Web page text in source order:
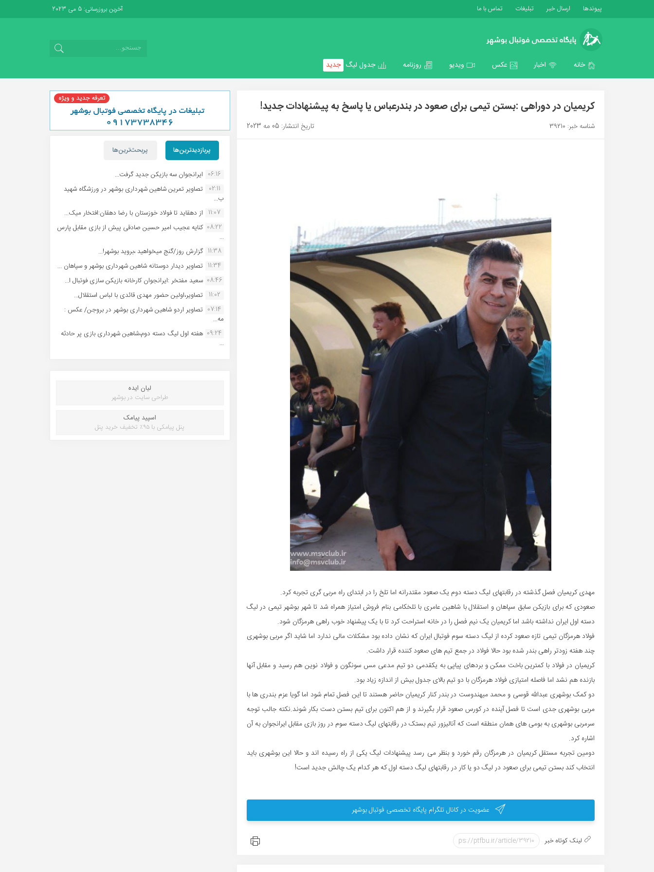
پیوندها ارسال خبر تبلیغات تماس با ما آخرین بروزرسانی: 5 می 2023
خانه اخبار عکس ویدیو روزنامه جدول لیگ جدید
کریمیان در دوراهی :بستن تیمی برای صعود در بندرعباس یا پاسخ به پیشنهادات جدید!
شناسه خبر: 39210 تاریخ انتشار: 05 مه 2023
مهدی کریمیان فصل گذشته در رقابتهای لیگ دسته دوم یک صعود مقتدرانه اما تلخ را در ابتدای راه مربی گری تجربه کرد.
صعودی که برای بازیکن سابق سپاهان و استقلال با شاهین عامری با تلخکامی بنام فروش امتیاز همراه شد تا شهر بوشهر تیمی در لیگ
دسته اول ایران نداشته باشد اما کریمیان یک نیم فصل را در خانه استراحت کرد تا با یک پیشنهاد خوب راهی هرمزگان شود.
فولاد هرمزگان تیمی تازه صعود کرده از لیگ دسته سوم فوتبال ایران که نشان داده بود مشکلات مالی ندارد اما شاید اگر مربی بوشهری
چند هفته زودتر راهی بندر شده بود حالا فولاد در جمع تیم های صعود کننده قرار داشت.
کریمیان در فولاد با کمترین باخت ممکن و بردهای پیاپی به یکقدمی دو تیم مدعی مس سونگون و فولاد نوین هم رسید و مقابل آنها
بازنده هم نشد اما فاصله امتیازی فولاد هرمزگان با دو تیم بالای جدول بیش از اندازه زیاد بود.
دو کمک بوشهری عبدالله قوسی و محمد میهندوست در بندر کنار کریمیان حاضر هستند تا این فصل تمام شود اما گویا عزم بندری ها با
مربی بوشهری جدی است تا فصل آینده در کورس صعود قرار بگیرند و از هم اکنون برای تیم بستن دست بکار شوند.نکته جالب توجه
سرمربی بوشهری به بومی های همان منطقه است که آنالیزور تیم بستک در رقابتهای لیگ دسته سوم در روز بازی مقابل ایرانجوان به آن
اشاره کرد.
دومین تجربه مستقل کریمیان در هرمزگان رقم خورد و بنظر می رسد پیشنهادات لیگ یکی از راه رسیده اند و حالا این بوشهری باید
انتخاب کند بستن تیمی برای صعود در لیگ دو یا کار در رقابتهای لیگ دسته اول که هر کدام یک چالش جدید است!
عضویت در کانال تلگرام پایگاه تخصصی فوتبال بوشهر
لینک کوتاه خبر
پربازدیدترین‌ها پربحث‌ترین‌ها
06:16 ایرانجوان سه بازیکن جدید گرفت...
02:11
تصاویر تمرین شاهین شهردارى بوشهر در ورزشگاه شهید
ب...
11:07 از دهقاید تا فولاد خوزستان با رضا دهقان:افتخار میک...
08:22 کنایه عجیب امیر حسین صادقی پیش از بازی مقابل پارس
...
11:38 گزارش روز/گنج میخواهید ،بروید بوشهر!...
11:34 تصاویر دیدار دوستانه شاهین شهردارى بوشهر و سپاهان ...
08:46 سعید مفتخر :ایرانجوان کارخانه بازیکن سازی فوتبال ا...
11:02
تصاویر،اولین حضور مهدی قائدی با لباس استقلال...
07:14 تصاویر اردو شاهین شهرداری بوشهر در بروجن/ عکس :
مه...
09:24 هفته اول لیگ دسته دوم،شاهین شهرداری بازی پر حادثه
...
لیان ایده
طراحی سایت در بوشهر
اسپید پیامک
پنل پیامکی با ۹۵٪ تخفیف خرید پنل